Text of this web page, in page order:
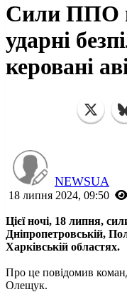
Сили ППО
ударні
керовані
NEWSUA
18 липня 2024, 09:50
Цієї ночі, 18 липня,
Дніпропетровській,
Харківській областях.
Про це повідомив
Олещук.